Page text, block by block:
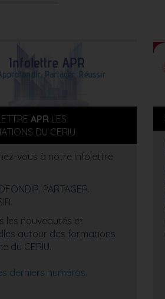
APR LES
DU CERIU
vous à notre infolettre
PARTAGER.
les nouveautés et
autour des formations
du CERIU.
derniers numéros.